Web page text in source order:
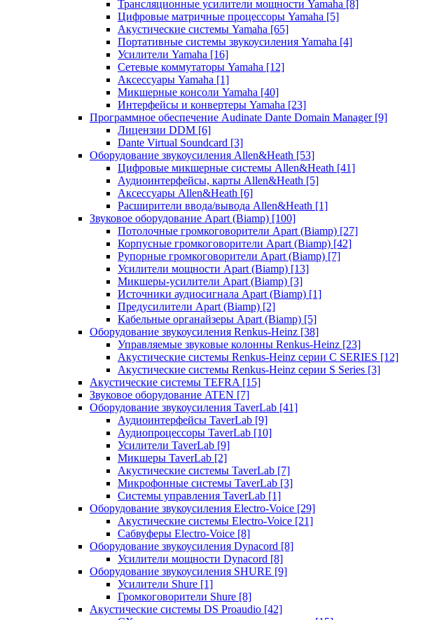
Трансляционные усилители мощности Yamaha [8]
Цифровые матричные процессоры Yamaha [5]
Акустические системы Yamaha [65]
Портативные системы звукоусиления Yamaha [4]
Усилители Yamaha [16]
Сетевые коммутаторы Yamaha [12]
Аксессуары Yamaha [1]
Микшерные консоли Yamaha [40]
Интерфейсы и конвертеры Yamaha [23]
Программное обеспечение Audinate Dante Domain Manager [9]
Лицензии DDM [6]
Dante Virtual Soundcard [3]
Оборудование звукоусиления Allen&Heath [53]
Цифровые микшерные системы Allen&Heath [41]
Аудиоинтерфейсы, карты Allen&Heath [5]
Аксессуары Allen&Heath [6]
Расширители ввода/вывода Allen&Heath [1]
Звуковое оборудование Apart (Biamp) [100]
Потолочные громкоговорители Apart (Biamp) [27]
Корпусные громкоговорители Apart (Biamp) [42]
Рупорные громкоговорители Apart (Biamp) [7]
Усилители мощности Apart (Biamp) [13]
Микшеры-усилители Apart (Biamp) [3]
Источники аудиосигнала Apart (Biamp) [1]
Предусилители Apart (Biamp) [2]
Кабельные органайзеры Apart (Biamp) [5]
Оборудование звукоусиления Renkus-Heinz [38]
Управляемые звуковые колонны Renkus-Heinz [23]
Акустические системы Renkus-Heinz серии C SERIES [12]
Акустические системы Renkus-Heinz серии S Series [3]
Акустические системы TEFRA [15]
Звуковое оборудование ATEN [7]
Оборудование звукоусиления TaverLab [41]
Аудиоинтерфейсы TaverLab [9]
Аудиопроцессоры TaverLab [10]
Усилители TaverLab [9]
Микшеры TaverLab [2]
Акустические системы TaverLab [7]
Микрофонные системы TaverLab [3]
Системы управления TaverLab [1]
Оборудование звукоусиления Electro-Voice [29]
Акустические системы Electro-Voice [21]
Сабвуферы Electro-Voice [8]
Оборудование звукоусиления Dynacord [8]
Усилители мощности Dynacord [8]
Оборудование звукоусиления SHURE [9]
Усилители Shure [1]
Громкоговорители Shure [8]
Акустические системы DS Proaudio [42]